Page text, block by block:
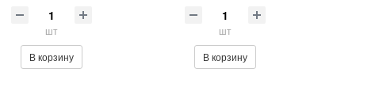
шт
В корзину
шт
В корзину